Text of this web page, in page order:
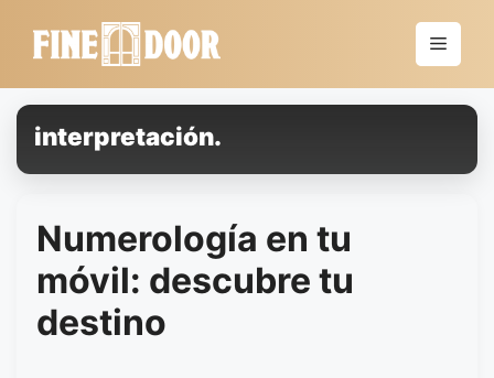
Menú
interpretación.
Numerología en tu
móvil: descubre tu
destino